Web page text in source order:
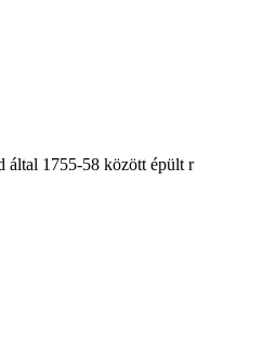
által 1755-58 között épült r